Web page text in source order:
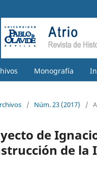
Monografía
/ Núm. 23 (2017) /
de
de la